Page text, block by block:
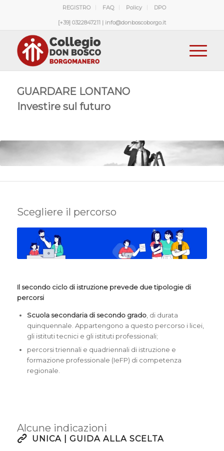
REGISTRO FAQ Policy DPO
[+39] 0322847211 | info@donboscoborgo.it
GUARDARE LONTANO
Investire sul futuro
Scegliere il percorso
Il secondo ciclo di istruzione prevede due tipologie di
percorsi
Scuola secondaria di secondo grado, di durata
quinquennale. Appartengono a questo percorso i licei,
gli istituti tecnici e gli istituti professionali;
percorsi triennali e quadriennali di istruzione e
formazione professionale (IeFP) di competenza
regionale.
Alcune indicazioni
UNICA | GUIDA ALLA SCELTA